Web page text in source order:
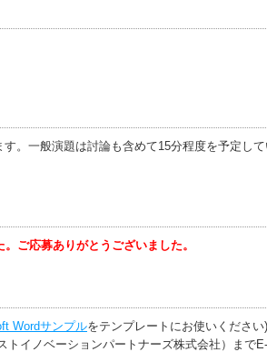
。一般演題は討論も含めて15分程度を予定し
ご応募ありがとうございました。
Wordサンプルをテンプレートにお使いください
トイノベーションパートナーズ株式会社）まで